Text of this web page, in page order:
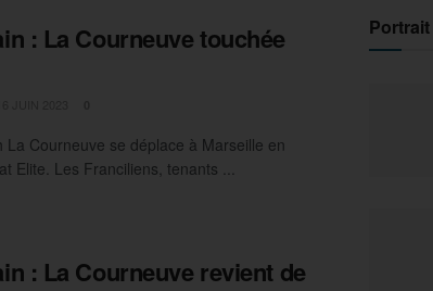
: La Courneuve touchée
Courneuve se déplace à Marseille en
Elite. Les Franciliens, tenants ...
: La Courneuve revient de
Portrait